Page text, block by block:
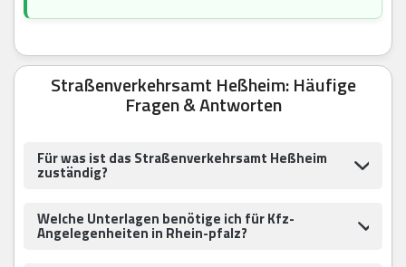
Straßenverkehrsamt Heßheim: Häufige
Fragen & Antworten
Für was ist das Straßenverkehrsamt Heßheim
zuständig?
Welche Unterlagen benötige ich für Kfz-
Angelegenheiten in Rhein-pfalz?